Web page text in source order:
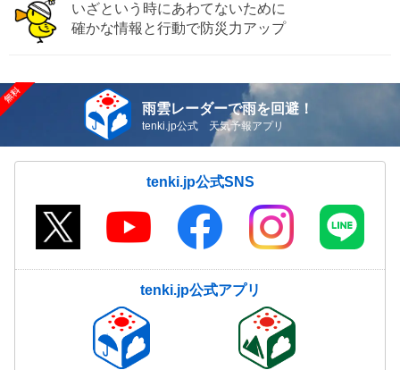
いざという時にあわてないために
確かな情報と行動で防災力アップ
雨雲レーダーで雨を回避！
tenki.jp公式 天気予報アプリ
tenki.jp公式SNS
tenki.jp公式アプリ